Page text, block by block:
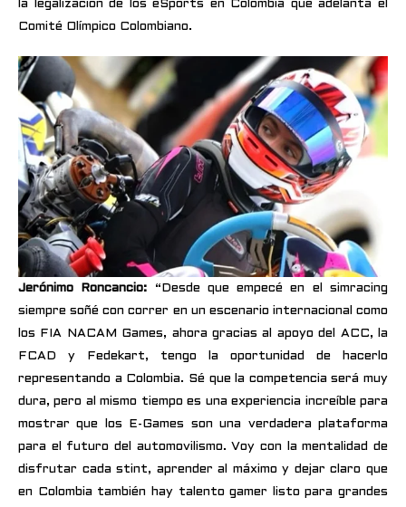
la legalización de los eSports en Colombia que adelanta el
Comité Olímpico Colombiano.
Jerónimo Roncancio: “Desde que empecé en el simracing
siempre soñé con correr en un escenario internacional como
los FIA NACAM Games, ahora gracias al apoyo del ACC, la
FCAD y Fedekart, tengo la oportunidad de hacerlo
representando a Colombia. Sé que la competencia será muy
dura, pero al mismo tiempo es una experiencia increíble para
mostrar que los E-Games son una verdadera plataforma
para el futuro del automovilismo. Voy con la mentalidad de
disfrutar cada stint, aprender al máximo y dejar claro que
en Colombia también hay talento gamer listo para grandes